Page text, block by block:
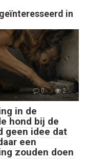
in
0 2
in de
hond bij de
geen idee dat
een
zouden doen